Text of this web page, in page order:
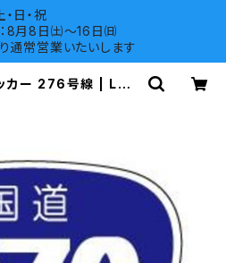
日・祝
8月8日㈯～16日㈰
通常営業いたいします
カー 276号線 | LOV